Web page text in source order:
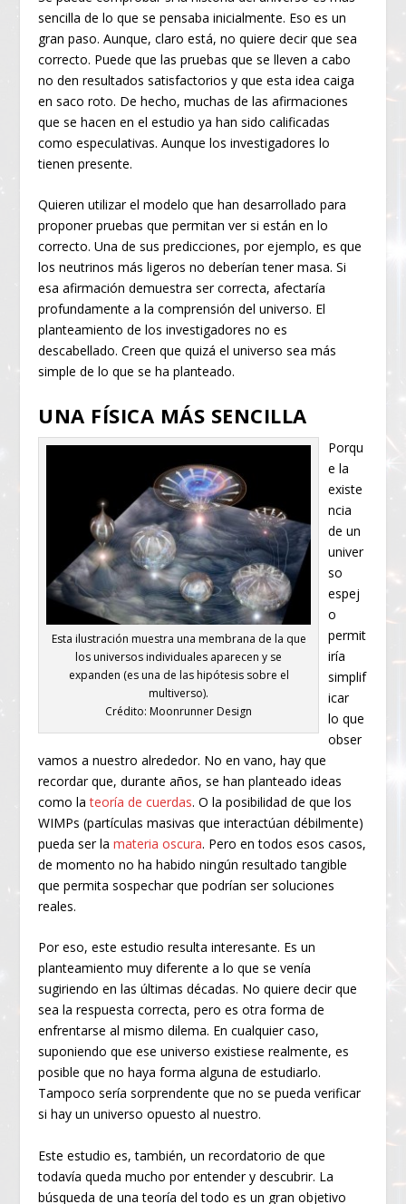
sencilla de lo que se pensaba inicialmente. Eso es un
gran paso. Aunque, claro está, no quiere decir que sea
correcto. Puede que las pruebas que se lleven a cabo
no den resultados satisfactorios y que esta idea caiga
en saco roto. De hecho, muchas de las afirmaciones
que se hacen en el estudio ya han sido calificadas
como especulativas. Aunque los investigadores lo
tienen presente.
Quieren utilizar el modelo que han desarrollado para
proponer pruebas que permitan ver si están en lo
correcto. Una de sus predicciones, por ejemplo, es que
los neutrinos más ligeros no deberían tener masa. Si
esa afirmación demuestra ser correcta, afectaría
profundamente a la comprensión del universo. El
planteamiento de los investigadores no es
descabellado. Creen que quizá el universo sea más
simple de lo que se ha planteado.
UNA FÍSICA MÁS SENCILLA
Esta ilustración muestra una membrana de la que
los universos individuales aparecen y se
expanden (es una de las hipótesis sobre el
multiverso).
Crédito: Moonrunner Design
Porqu
e la
existe
ncia
de un
univer
so
espej
o
permit
iría
simplif
icar
lo que
obser
vamos a nuestro alrededor. No en vano, hay que
recordar que, durante años, se han planteado ideas
como lateoría de cuerdas. O la posibilidad de que los
WIMPs (partículas masivas que interactúan débilmente)
pueda ser lamateria oscura. Pero en todos esos casos,
de momento no ha habido ningún resultado tangible
que permita sospechar que podrían ser soluciones
reales.
Por eso, este estudio resulta interesante. Es un
planteamiento muy diferente a lo que se venía
sugiriendo en las últimas décadas. No quiere decir que
sea la respuesta correcta, pero es otra forma de
enfrentarse al mismo dilema. En cualquier caso,
suponiendo que ese universo existiese realmente, es
posible que no haya forma alguna de estudiarlo.
Tampoco sería sorprendente que no se pueda verificar
si hay un universo opuesto al nuestro.
Este estudio es, también, un recordatorio de que
todavía queda mucho por entender y descubrir. La
búsqueda de una teoría del todo es un gran objetivo